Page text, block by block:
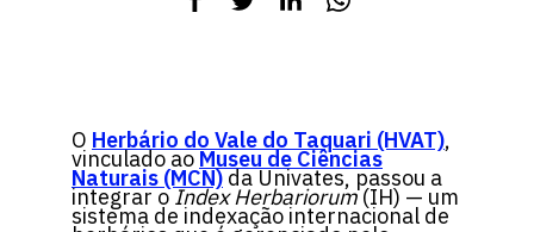
O Herbário do Vale do Taquari (HVAT),
vinculado aoMuseu de Ciências
Naturais (MCN)da Univates, passou a
integrar oIndex Herbariorum(IH) — um
sistema de indexação internacional de